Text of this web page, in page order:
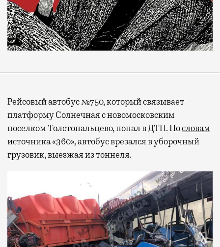
Рейсовый автобус №750, который связывает
платформу Солнечная с новомосковским
поселком Толстопальцево, попал в ДТП. Пословам
источника «360», автобус врезался в уборочный
грузовик, выезжая из тоннеля.